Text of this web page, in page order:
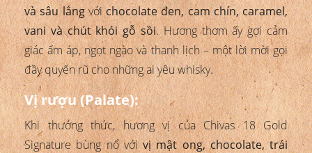
và sâu lắngvớichocolate đen, cam chín, caramel,
vani và chút khói gỗ sồi. Hương thơm ấy gợi cảm
giác ấm áp, ngọt ngào và thanh lịch – một lời mời gọi
đầy quyến rũ cho những ai yêu whisky.
Vị rượu (Palate):
Khi thưởng thức, hương vị của Chivas 18 Gold
Signature bùng nổ vớivị mật ong, chocolate, trái